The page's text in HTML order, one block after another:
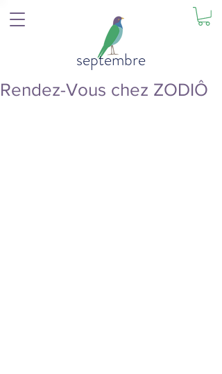
septembre
Rendez-Vous chez ZODIÔ